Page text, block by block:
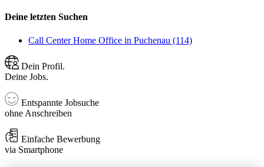
Deine letzten Suchen
Call Center Home Office in Puchenau (114)
Dein Profil.
Deine Jobs.
Entspannte Jobsuche
ohne Anschreiben
Einfache Bewerbung
via Smartphone